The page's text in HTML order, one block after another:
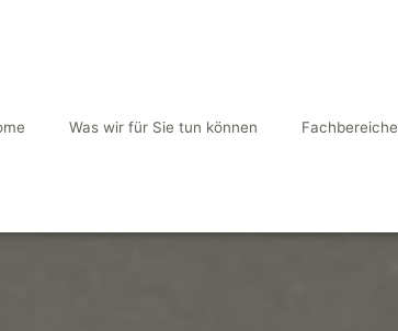
Was wir für Sie tun können Fachbereiche